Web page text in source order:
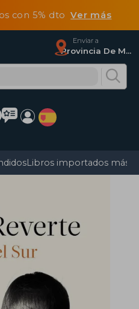
con 5% dtoVer más
Enviar a
Provincia De Madrid
Libros importados más